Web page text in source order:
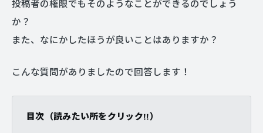
投稿者の権限でもそのようなことができるのでしょう
か？
また、なにかしたほうが良いことはありますか？
こんな質問がありましたので回答します！
目次（読みたい所をクリック!!）